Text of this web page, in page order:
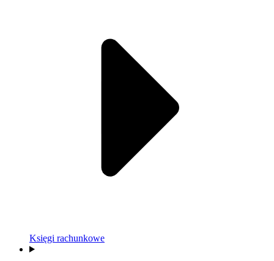
Księgi rachunkowe